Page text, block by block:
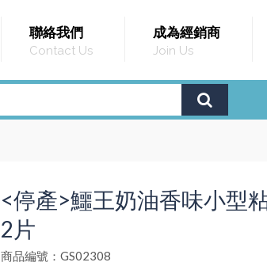
聯絡我們
Contact Us
成為經銷商
Join Us
<停產>鱷王奶油香味小型
2片
商品編號：GS02308